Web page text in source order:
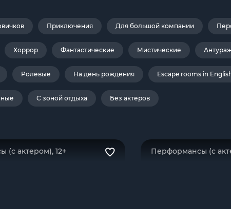
Приключения Для большой компании
Хоррор Фантастические Мистические
Ролевые На день рождения Escape rooms in
С зоной отдыха Без актеров
(с актером), 12+ Перформансы (с